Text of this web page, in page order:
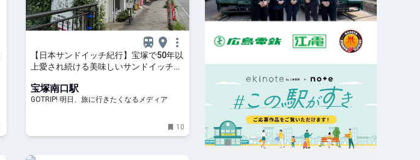
【日本サンドイッチ紀行】宝塚で50年以
上愛され続ける美味しいサンドイッチと
宝塚南口駅
GOTRIP! 明日、旅に行きたくなるメディア
10